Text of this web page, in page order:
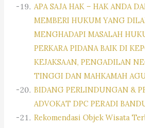
APA SAJA HAK – HAK ANDA
MEMBERI HUKUM YANG
MENGHADAPI MASALAH
PERKARA PIDANA BAIK DI
KEJAKSAAN, PENGADILAN
TINGGI DAN MAHKAMAH
BIDANG PERLINDUNGAN &
ADVOKAT DPC PERADI
Rekomendasi Objek Wisata